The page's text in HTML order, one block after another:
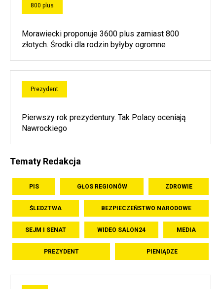
800 plus
Morawiecki proponuje 3600 plus zamiast 800
złotych. Środki dla rodzin byłyby ogromne
Prezydent
Pierwszy rok prezydentury. Tak Polacy oceniają
Nawrockiego
Tematy Redakcja
PIS GŁOS REGIONÓW ZDROWIE
ŚLEDZTWA BEZPIECZEŃSTWO NARODOWE
SEJM I SENAT WIDEO SALON24 MEDIA
PREZYDENT PIENIĄDZE